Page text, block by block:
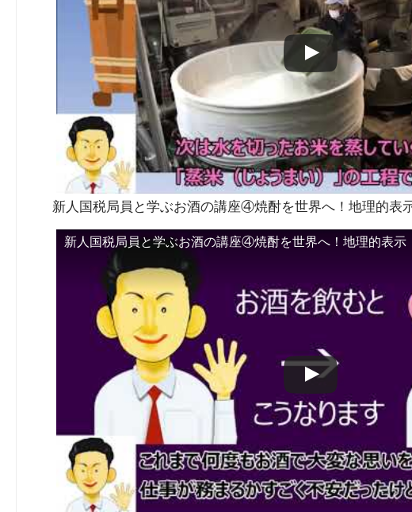
新人国税局員と学ぶお酒の講座④焼酎を世界へ！地理的表
新人国税局員と学ぶお酒の講座④焼酎を世界へ！地理的表示